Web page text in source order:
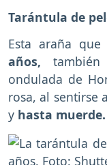
Tarántula de
Esta araña que
años,
ondulada de
rosa, al sentirse
y hasta muerde.